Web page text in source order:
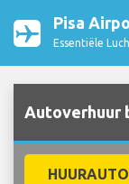
Pisa
Essentiële
Autoverhuur